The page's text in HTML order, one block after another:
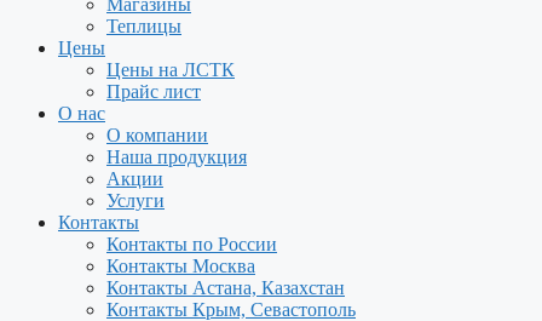
Магазины
Теплицы
Цены
Цены на ЛСТК
Прайс лист
О нас
О компании
Наша продукция
Акции
Услуги
Контакты
Контакты по России
Контакты Москва
Контакты Астана, Казахстан
Контакты Крым, Севастополь